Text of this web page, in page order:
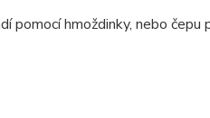
pomocí hmoždinky, nebo čepu